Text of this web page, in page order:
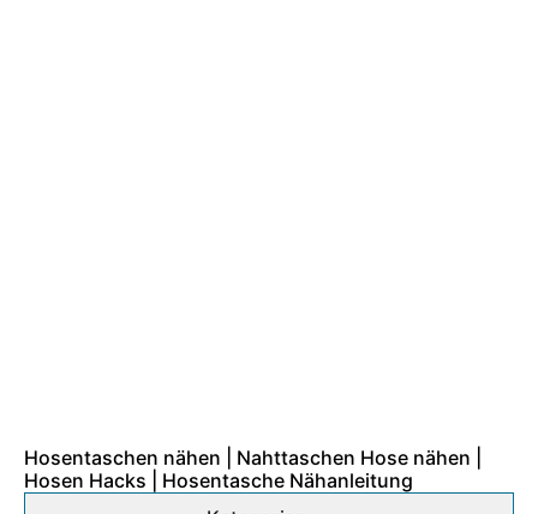
Hosentaschen nähen | Nahttaschen Hose nähen |
Hosen Hacks | Hosentasche Nähanleitung